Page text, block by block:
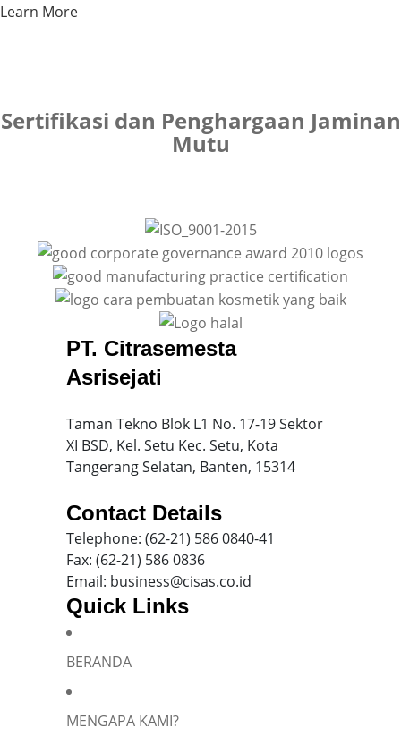
Learn More
Sertifikasi dan Penghargaan Jaminan
Mutu
PT. Citrasemesta
Asrisejati
Taman Tekno Blok L1 No. 17-19 Sektor
XI BSD, Kel. Setu Kec. Setu, Kota
Tangerang Selatan, Banten, 15314
Contact Details
Telephone: (62-21) 586 0840-41
Fax: (62-21) 586 0836
Email: business@cisas.co.id
Quick Links
BERANDA
MENGAPA KAMI?
Silakan isi informasi Anda dan chat dengan saya